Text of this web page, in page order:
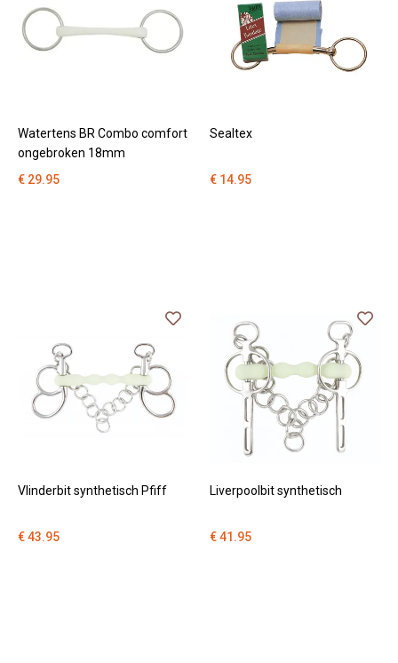
Watertens BR Combo comfort
ongebroken 18mm
€ 29.95
Sealtex
€ 14.95
Vlinderbit synthetisch Pfiff
€ 43.95
Liverpoolbit synthetisch
€ 41.95